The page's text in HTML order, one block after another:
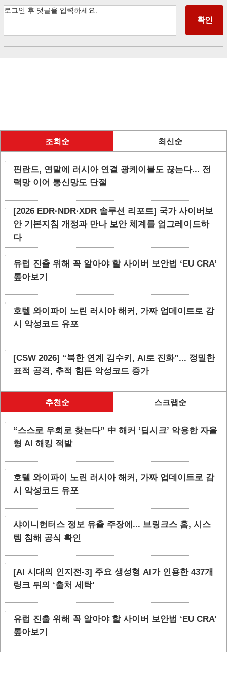
조회순 최신순
핀란드, 연말에 러시아 연결 광케이블도 끊는다... 전
력망 이어 통신망도 단절
[2026 EDR·NDR·XDR 솔루션 리포트] 국가 사이버보
안 기본지침 개정과 만나 보안 체계를 업그레이드하
다
유럽 진출 위해 꼭 알아야 할 사이버 보안법 ‘EU CRA’
톺아보기
호텔 와이파이 노린 러시아 해커, 가짜 업데이트로 감
시 악성코드 유포
[CSW 2026] “북한 연계 김수키, AI로 진화”... 정밀한
표적 공격, 추적 힘든 악성코드 증가
추천순 스크랩순
“스스로 우회로 찾는다” 中 해커 ‘딥시크’ 악용한 자율
형 AI 해킹 적발
호텔 와이파이 노린 러시아 해커, 가짜 업데이트로 감
시 악성코드 유포
샤이니헌터스 정보 유출 주장에... 브링크스 홈, 시스
템 침해 공식 확인
[AI 시대의 인지전-3] 주요 생성형 AI가 인용한 437개
링크 뒤의 ‘출처 세탁’
유럽 진출 위해 꼭 알아야 할 사이버 보안법 ‘EU CRA’
톺아보기